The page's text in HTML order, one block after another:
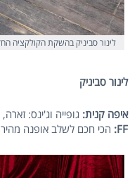
לינור סביניק בהשקת הקולקציה
לינור סביניק
איפה קנית: גופייה וג'ינס:
FF
: הכי חכם לשלב אופנה